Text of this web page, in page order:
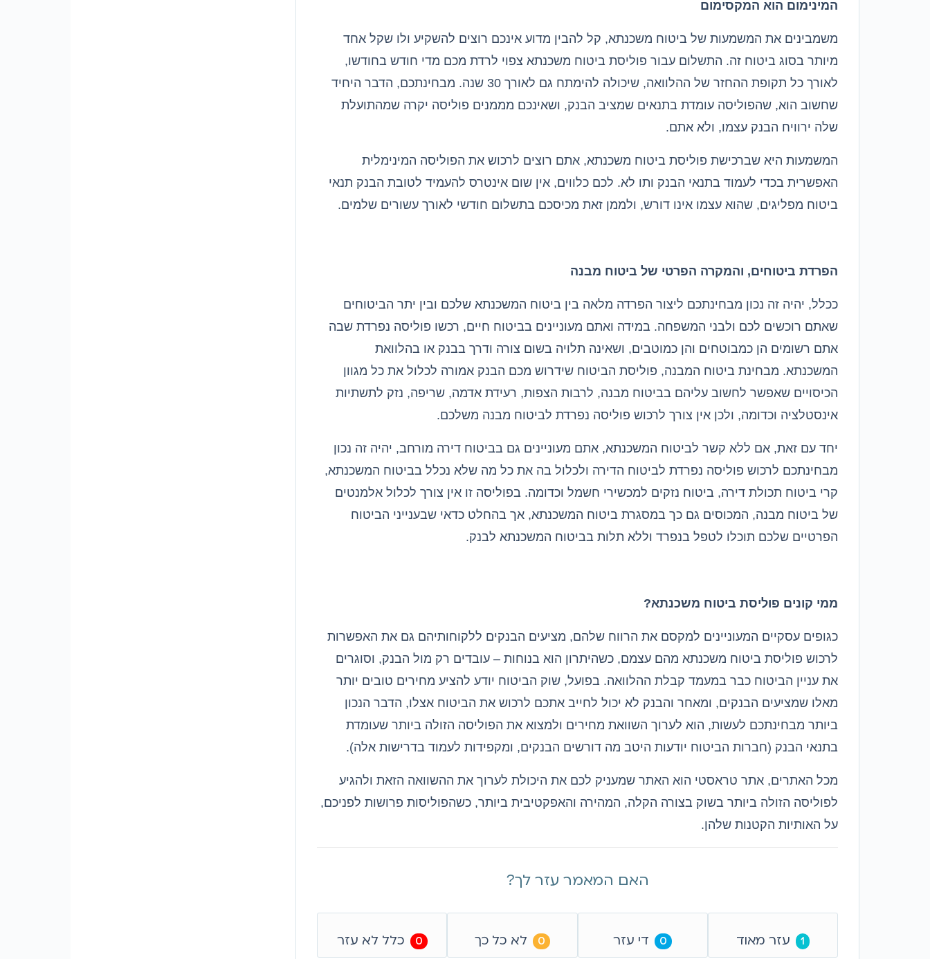
המינימום הוא המקסימום
משמבינים את המשמעות של ביטוח משכנתא, קל להבין מדוע אינכם רוצים להשקיע ולו שקל אחד
מיותר בסוג ביטוח זה. התשלום עבור פוליסת ביטוח משכנתא צפוי לרדת מכם מדי חודש בחודשו,
לאורך כל תקופת ההחזר של ההלוואה, שיכולה להימתח גם לאורך 30 שנה. מבחינתכם, הדבר היחיד
שחשוב הוא, שהפוליסה עומדת בתנאים שמציב הבנק, ושאינכם מממנים פוליסה יקרה שמהתועלת
שלה ירוויח הבנק עצמו, ולא אתם.
המשמעות היא שברכישת פוליסת ביטוח משכנתא, אתם רוצים לרכוש את הפוליסה המינימלית
האפשרית בכדי לעמוד בתנאי הבנק ותו לא. לכם כלווים, אין שום אינטרס להעמיד לטובת הבנק תנאי
ביטוח מפליגים, שהוא עצמו אינו דורש, ולממן זאת מכיסכם בתשלום חודשי לאורך עשורים שלמים.
הפרדת ביטוחים, והמקרה הפרטי של ביטוח מבנה
ככלל, יהיה זה נכון מבחינתכם ליצור הפרדה מלאה בין ביטוח המשכנתא שלכם ובין יתר הביטוחים
שאתם רוכשים לכם ולבני המשפחה. במידה ואתם מעוניינים בביטוח חיים, רכשו פוליסה נפרדת שבה
אתם רשומים הן כמבוטחים והן כמוטבים, ושאינה תלויה בשום צורה ודרך בבנק או בהלוואת
המשכנתא. מבחינת ביטוח המבנה, פוליסת הביטוח שידרוש מכם הבנק אמורה לכלול את כל מגוון
הכיסויים שאפשר לחשוב עליהם בביטוח מבנה, לרבות הצפות, רעידת אדמה, שריפה, נזק לתשתיות
אינסטלציה וכדומה, ולכן אין צורך לרכוש פוליסה נפרדת לביטוח מבנה משלכם.
יחד עם זאת, אם ללא קשר לביטוח המשכנתא, אתם מעוניינים גם בביטוח דירה מורחב, יהיה זה נכון
מבחינתכם לרכוש פוליסה נפרדת לביטוח הדירה ולכלול בה את כל מה שלא נכלל בביטוח המשכנתא,
קרי ביטוח תכולת דירה, ביטוח נזקים למכשירי חשמל וכדומה. בפוליסה זו אין צורך לכלול אלמנטים
של ביטוח מבנה, המכוסים גם כך במסגרת ביטוח המשכנתא, אך בהחלט כדאי שבענייני הביטוח
הפרטיים שלכם תוכלו לטפל בנפרד וללא תלות בביטוח המשכנתא לבנק.
ממי קונים פוליסת ביטוח משכנתא?
כגופים עסקיים המעוניינים למקסם את הרווח שלהם, מציעים הבנקים ללקוחותיהם גם את האפשרות
לרכוש פוליסת ביטוח משכנתא מהם עצמם, כשהיתרון הוא בנוחות – עובדים רק מול הבנק, וסוגרים
את עניין הביטוח כבר במעמד קבלת ההלוואה. בפועל, שוק הביטוח יודע להציע מחירים טובים יותר
מאלו שמציעים הבנקים, ומאחר והבנק לא יכול לחייב אתכם לרכוש את הביטוח אצלו, הדבר הנכון
ביותר מבחינתכם לעשות, הוא לערוך השוואת מחירים ולמצוא את הפוליסה הזולה ביותר שעומדת
בתנאי הבנק (חברות הביטוח יודעות היטב מה דורשים הבנקים, ומקפידות לעמוד בדרישות אלה).
מכל האתרים, אתר טראסטי הוא האתר שמעניק לכם את היכולת לערוך את ההשוואה הזאת ולהגיע
לפוליסה הזולה ביותר בשוק בצורה הקלה, המהירה והאפקטיבית ביותר, כשהפוליסות פרושות לפניכם,
על האותיות הקטנות שלהן.
האם המאמר עזר לך?
1 עזר מאוד 0 די עזר 0 לא כל כך 0 כלל לא עזר